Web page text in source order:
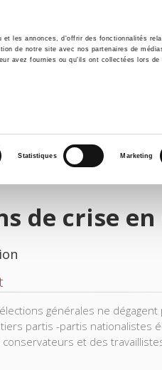
et les annonces, d'offrir des fonctionnalités
de notre site avec nos partenaires de
avez fournies ou qu'ils ont collectées lors
Statistiques Marketing
Histoire
de crise
générales ne
partis -partis nationalistes
et des